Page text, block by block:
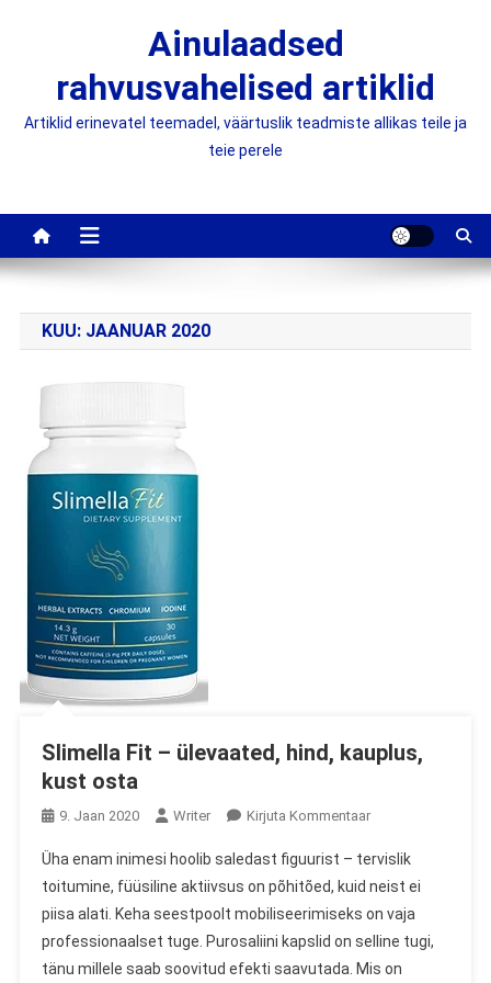
Ainulaadsed
rahvusvahelised artiklid
Artiklid erinevatel teemadel, väärtuslik teadmiste allikas teile ja
teie perele
KUU: JAANUAR 2020
Slimella Fit – ülevaated, hind, kauplus,
kust osta
9. Jaan 2020 Writer Kirjuta KommentaarOn
Fit
–
Ülevaated,
Hind,
Kauplus,
Üha enam inimesi hoolib saledast figuurist – tervislik
toitumine, füüsiline aktiivsus on põhitõed, kuid neist ei
piisa alati. Keha seestpoolt mobiliseerimiseks on vaja
professionaalset tuge. Purosaliini kapslid on selline tugi,
tänu millele saab soovitud efekti saavutada. Mis on